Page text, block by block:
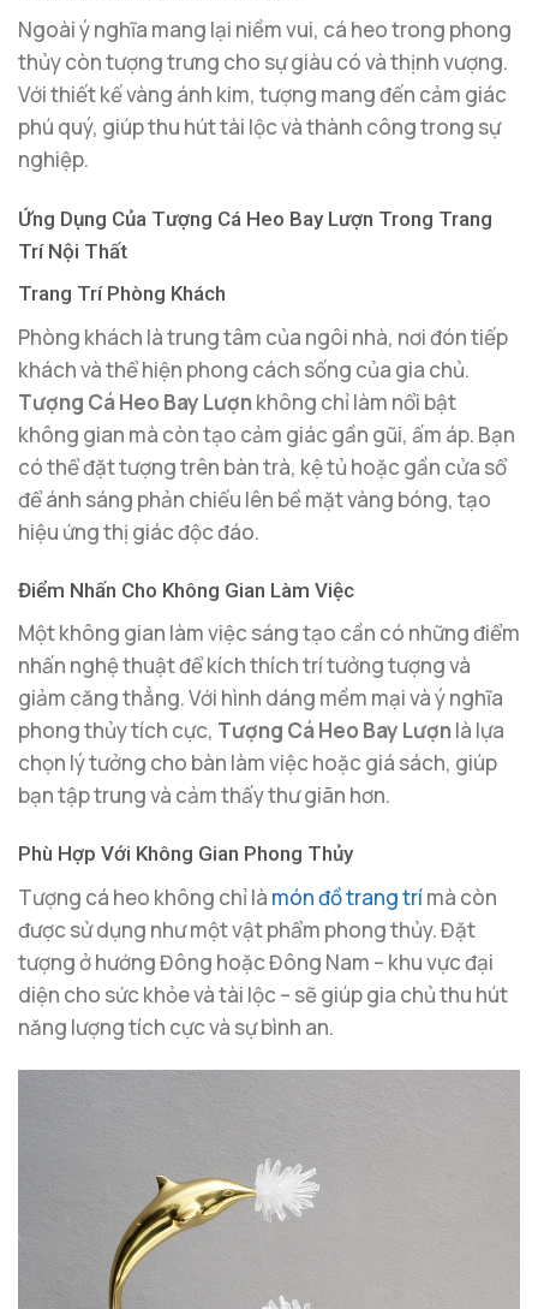
Ngoài ý nghĩa mang lại niềm vui, cá heo trong phong
thủy còn tượng trưng cho sự giàu có và thịnh vượng.
Với thiết kế vàng ánh kim, tượng mang đến cảm giác
phú quý, giúp thu hút tài lộc và thành công trong sự
nghiệp.
Ứng Dụng Của Tượng Cá Heo Bay Lượn Trong Trang
Trí Nội Thất
Trang Trí Phòng Khách
Phòng khách là trung tâm của ngôi nhà, nơi đón tiếp
khách và thể hiện phong cách sống của gia chủ.
Tượng Cá Heo Bay Lượnkhông chỉ làm nổi bật
không gian mà còn tạo cảm giác gần gũi, ấm áp. Bạn
có thể đặt tượng trên bàn trà, kệ tủ hoặc gần cửa sổ
để ánh sáng phản chiếu lên bề mặt vàng bóng, tạo
hiệu ứng thị giác độc đáo.
Điểm Nhấn Cho Không Gian Làm Việc
Một không gian làm việc sáng tạo cần có những điểm
nhấn nghệ thuật để kích thích trí tưởng tượng và
giảm căng thẳng. Với hình dáng mềm mại và ý nghĩa
phong thủy tích cực, Tượng Cá Heo Bay Lượnlà lựa
chọn lý tưởng cho bàn làm việc hoặc giá sách, giúp
bạn tập trung và cảm thấy thư giãn hơn.
Phù Hợp Với Không Gian Phong Thủy
Tượng cá heo không chỉ là món đồ trang trímà còn
được sử dụng như một vật phẩm phong thủy. Đặt
tượng ở hướng Đông hoặc Đông Nam – khu vực đại
diện cho sức khỏe và tài lộc – sẽ giúp gia chủ thu hút
năng lượng tích cực và sự bình an.